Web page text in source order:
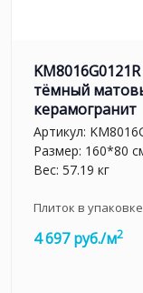
тёмный
керамогранит
Артикул:
Размер: 160*80
Вес: 57.19 кг
Плиток в
4 697 руб./м2